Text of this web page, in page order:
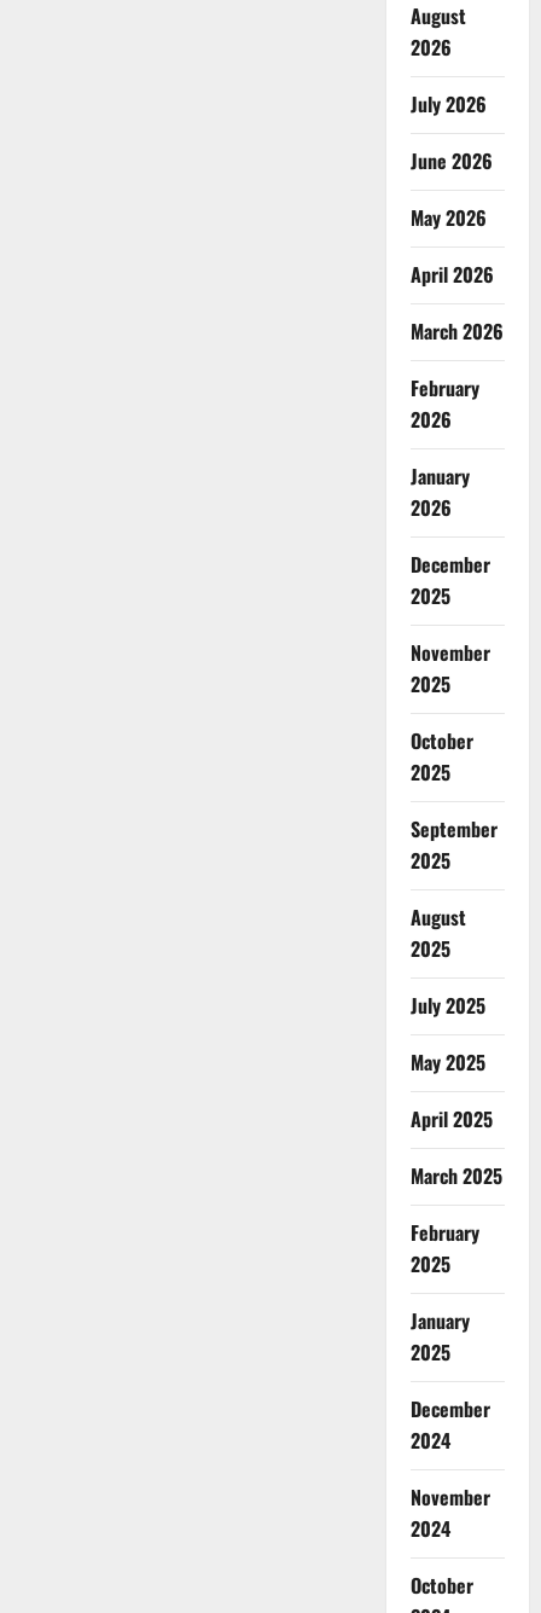
August
2026
July 2026
June 2026
May 2026
April 2026
March 2026
February
2026
January
2026
December
2025
November
2025
October
2025
September
2025
August
2025
July 2025
May 2025
April 2025
March 2025
February
2025
January
2025
December
2024
November
2024
October